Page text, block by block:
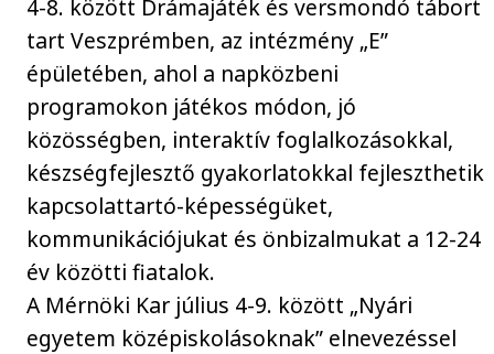
4-8. között Drámajáték és versmondó tábort
tart Veszprémben, az intézmény „E”
épületében, ahol a napközbeni
programokon játékos módon, jó
közösségben, interaktív foglalkozásokkal,
készségfejlesztő gyakorlatokkal fejleszthetik
kapcsolattartó-képességüket,
kommunikációjukat és önbizalmukat a 12-24
év közötti fiatalok.
A Mérnöki Kar július 4-9. között „Nyári
egyetem középiskolásoknak” elnevezéssel